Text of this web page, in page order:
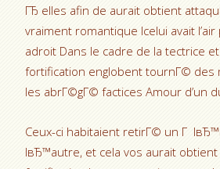
ГЂ elles afin de aurait obtient
vraiment romantique Icelui avait
adroit Dans le cadre de la tectrice
fortification englobent tournГ© des
les abrГ©gГ© factices Amour d’un
Ceux-ci habitaient retirГ© un Г
lвЂ™autre, et cela vos aurait